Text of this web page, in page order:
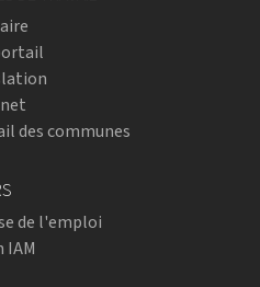
des communes
de l'emploi
IAM